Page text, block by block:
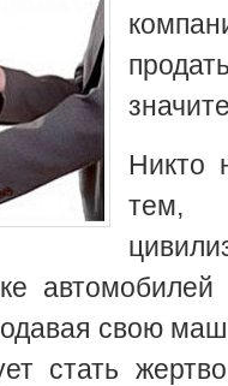
Никто
тем,
автомобилей
свою
стать